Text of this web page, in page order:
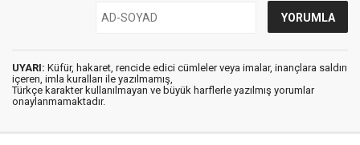
UYARI: Küfür, hakaret, rencide edici cümleler veya imalar, inançlara saldırı
içeren, imla kuralları ile yazılmamış,
Türkçe karakter kullanılmayan ve büyük harflerle yazılmış yorumlar
onaylanmamaktadır.